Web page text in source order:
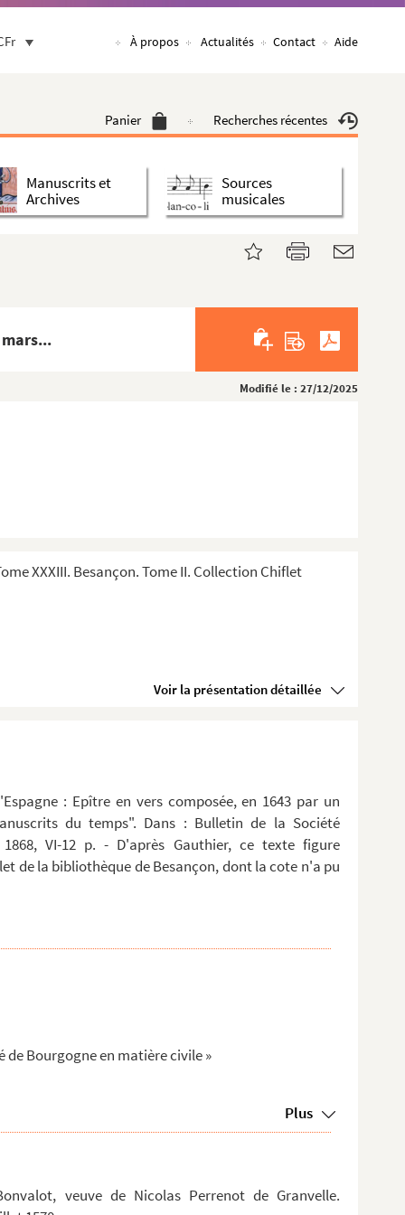
À propos Actualités Contact Aide
Panier Recherches récentes
Manuscrits et
Archives
Sources
musicales
Modifié le : 27/12/2025
XXXIII. Besançon. Tome II. Collection Chiflet
Voir la présentation détaillée
: Epître en vers composée, en 1643 par un
du temps". Dans : Bulletin de la Société
VI-12 p. - D'après Gauthier, ce texte figure
de la bibliothèque de Besançon, dont la cote n'a pu
de Bourgogne en matière civile »
Plus
veuve de Nicolas Perrenot de Granvelle.